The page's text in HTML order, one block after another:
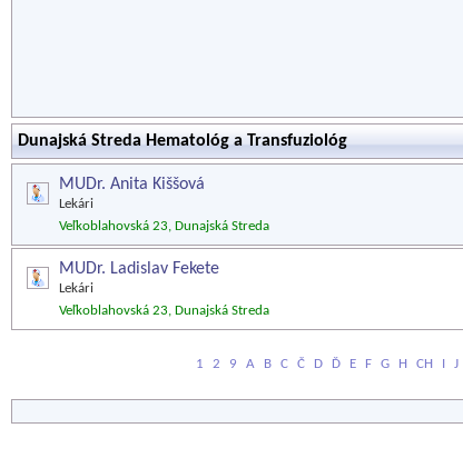
Dunajská Streda Hematológ a Transfuziológ
MUDr. Anita Kiššová
Lekári
Veľkoblahovská 23, Dunajská Streda
MUDr. Ladislav Fekete
Lekári
Veľkoblahovská 23, Dunajská Streda
1 2 9 A B C Č D Ď E F G H CH I J